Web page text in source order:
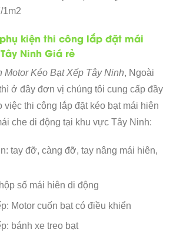
1m2
kiện thi công lắp đặt mái
Ninh Giá rẻ
Motor Kéo Bạt Xếp Tây Ninh, Ngoài
ở đây đơn vị chúng tôi cung cấp đầy
việc thi công lắp đặt kéo bạt mái hiên
che di động tại khu vực Tây Ninh:
tay đỡ, càng đỡ, tay nâng mái hiên,
số mái hiên di động
Motor cuốn bạt có điều khiển
bánh xe treo bạt